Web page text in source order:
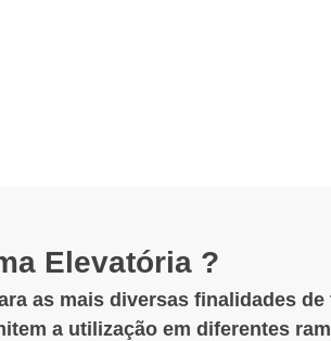
Elevatória ?
as mais diversas finalidades
a utilização em diferentes